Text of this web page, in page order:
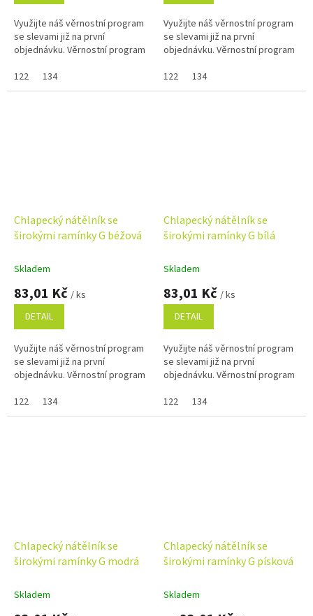
Využijte náš věrnostní program
se slevami již na první
objednávku. Věrnostní program
122
134
Využijte náš věrnostní program
se slevami již na první
objednávku. Věrnostní program
122
134
Chlapecký nátělník se
širokými ramínky G béžová
Skladem
83,01 Kč / ks
DETAIL
Využijte náš věrnostní program
se slevami již na první
objednávku. Věrnostní program
122
134
Chlapecký nátělník se
širokými ramínky G bílá
Skladem
83,01 Kč / ks
DETAIL
Využijte náš věrnostní program
se slevami již na první
objednávku. Věrnostní program
122
134
Chlapecký nátělník se
širokými ramínky G modrá
Skladem
Chlapecký nátělník se
širokými ramínky G písková
Skladem